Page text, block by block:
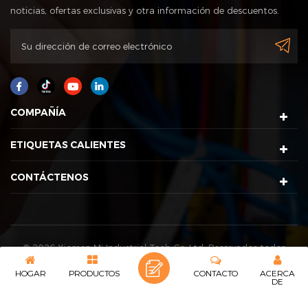
noticias, ofertas exclusivas y otra información de descuentos.
COMPAÑÍA
ETIQUETAS CALIENTES
CONTÁCTENOS
© 2026 Xiamen Mj Industrial Tech Co.,Ltd. Reservados todos
los derechos. |
Mapa del sitio XML
IPv6 Network compatible con
HOGAR PRODUCTOS
ACERCA
DE
CONTACTO